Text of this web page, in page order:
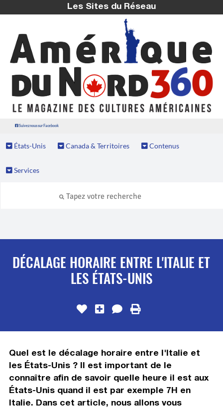
Les Sites du Réseau
Suivez nous sur Facebook
États-Unis Canada & Territoires Contenus
Services
DÉCALAGE HORAIRE ENTRE L'ITALIE ET
LES ÉTATS-UNIS
Quel est le décalage horaire entre l'Italie et
les États-Unis ? Il est important de le
connaître afin de savoir quelle heure il est aux
États-Unis quand il est par exemple 7H en
Italie. Dans cet article, nous allons vous